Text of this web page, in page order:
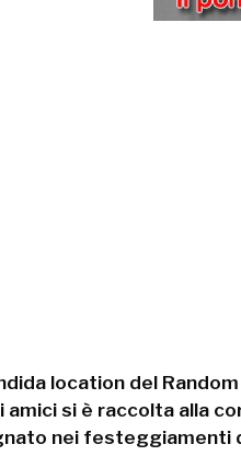
location del
amici si è raccolta alla
nei festeggiamenti